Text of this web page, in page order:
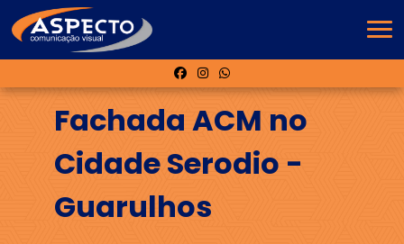
Fachada ACM no
Cidade Serodio -
Guarulhos